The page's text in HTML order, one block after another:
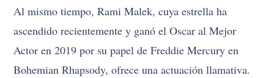
Al mismo tiempo, Rami Malek, cuya estrella ha
ascendido recientemente y ganó el Oscar al Mejor
Actor en 2019 por su papel de Freddie Mercury en
Bohemian Rhapsody, ofrece una actuación llamativa.